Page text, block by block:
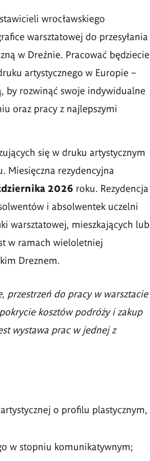
wrocławskiego
warsztatowej do przesyłania
w Dreźnie. Pracować będziecie
artystycznego w Europie –
by rozwinąć swoje indywidualne
oraz pracy z najlepszymi
się w druku artystycznym
Miesięczna rezydencyjna
2026 roku. Rezydencja
i absolwentek uczelni
warsztatowej, mieszkających lub
w ramach wieloletniej
Dreznem.
przestrzeń do pracy w warsztacie
kosztów podróży i zakup
wystawa prac w jednej z
o profilu plastycznym,
w stopniu komunikatywnym;